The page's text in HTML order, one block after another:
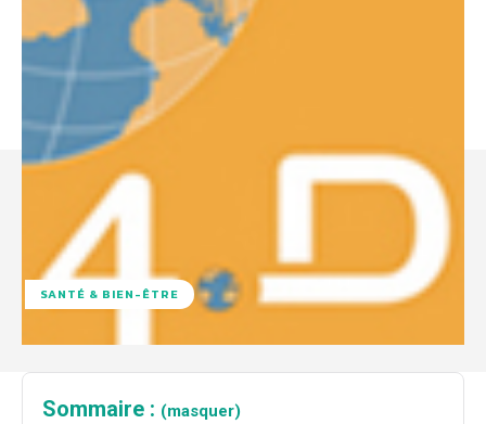
SANTÉ & BIEN-ÊTRE
Sommaire : (masquer)